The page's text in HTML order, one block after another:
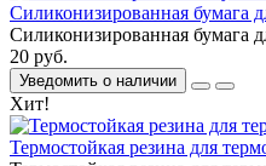
Силиконизированная бумага
Силиконизированная бумага
20 руб.
Уведомить о наличии
Хит!
Термостойкая резина для